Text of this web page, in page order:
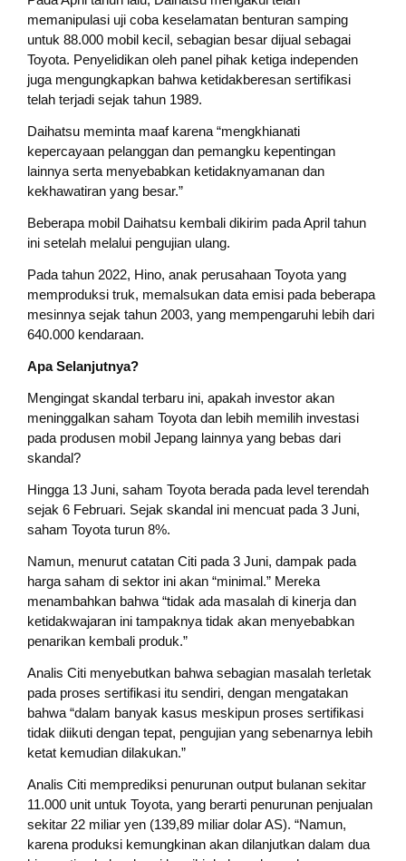
memanipulasi uji coba keselamatan benturan samping
untuk 88.000 mobil kecil, sebagian besar dijual sebagai
Toyota. Penyelidikan oleh panel pihak ketiga independen
juga mengungkapkan bahwa ketidakberesan sertifikasi
telah terjadi sejak tahun 1989.
Daihatsu meminta maaf karena “mengkhianati
kepercayaan pelanggan dan pemangku kepentingan
lainnya serta menyebabkan ketidaknyamanan dan
kekhawatiran yang besar.”
Beberapa mobil Daihatsu kembali dikirim pada April tahun
ini setelah melalui pengujian ulang.
Pada tahun 2022, Hino, anak perusahaan Toyota yang
memproduksi truk, memalsukan data emisi pada beberapa
mesinnya sejak tahun 2003, yang mempengaruhi lebih dari
640.000 kendaraan.
Apa Selanjutnya?
Mengingat skandal terbaru ini, apakah investor akan
meninggalkan saham Toyota dan lebih memilih investasi
pada produsen mobil Jepang lainnya yang bebas dari
skandal?
Hingga 13 Juni, saham Toyota berada pada level terendah
sejak 6 Februari. Sejak skandal ini mencuat pada 3 Juni,
saham Toyota turun 8%.
Namun, menurut catatan Citi pada 3 Juni, dampak pada
harga saham di sektor ini akan “minimal.” Mereka
menambahkan bahwa “tidak ada masalah di kinerja dan
ketidakwajaran ini tampaknya tidak akan menyebabkan
penarikan kembali produk.”
Analis Citi menyebutkan bahwa sebagian masalah terletak
pada proses sertifikasi itu sendiri, dengan mengatakan
bahwa “dalam banyak kasus meskipun proses sertifikasi
tidak diikuti dengan tepat, pengujian yang sebenarnya lebih
ketat kemudian dilakukan.”
Analis Citi memprediksi penurunan output bulanan sekitar
11.000 unit untuk Toyota, yang berarti penurunan penjualan
sekitar 22 miliar yen (139,89 miliar dolar AS). “Namun,
karena produksi kemungkinan akan dilanjutkan dalam dua